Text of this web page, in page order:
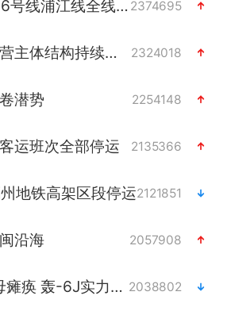
上海：5号线16号线浦江线全线停运 2374695
上半年我国经营主体结构持续优化 2324018
潜势 2254148
运班次全部停运 2135366
地铁高架区段停运2121851
沿海 2057908
1枚就能让航母瘫痪 轰-6J实力有多强 2038802